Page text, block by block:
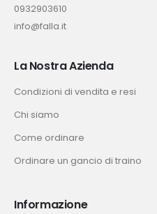
0932903610
info@falla.it
La Nostra Azienda
Condizioni di vendita e resi
Chi siamo
Come ordinare
Ordinare un gancio di traino
Informazione